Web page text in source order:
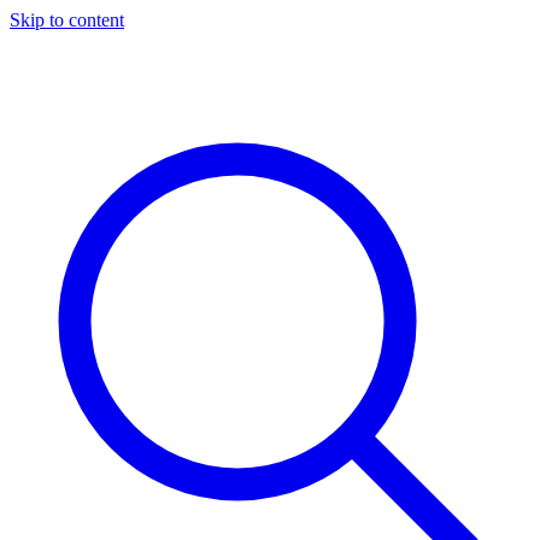
Skip to content